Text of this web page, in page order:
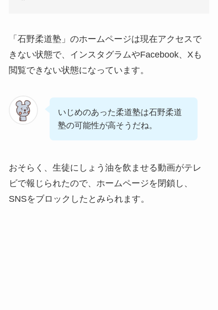
「石野柔道塾」のホームページは現在アクセスで
きない状態で、インスタグラムやFacebook、Xも
閲覧できない状態になっています。
いじめのあった柔道塾は石野柔道
塾の可能性が高そうだね。
おそらく、生徒にしょう油を飲ませる動画がテレ
ビで報じられたので、ホームページを閉鎖し、
SNSをブロックしたとみられます。